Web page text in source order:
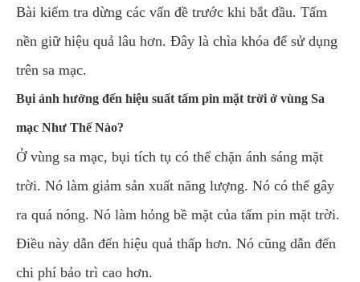
Bài kiểm tra dừng các vấn đề trước khi bắt đầu. Tấm
nền giữ hiệu quả lâu hơn. Đây là chìa khóa để sử dụng
trên sa mạc.
Bụi ảnh hưởng đến hiệu suất tấm pin mặt trời ở vùng Sa
mạc Như Thế Nào?
Ở vùng sa mạc, bụi tích tụ có thể chặn ánh sáng mặt
trời. Nó làm giảm sản xuất năng lượng. Nó có thể gây
ra quá nóng. Nó làm hỏng bề mặt của tấm pin mặt trời.
Điều này dẫn đến hiệu quả thấp hơn. Nó cũng dẫn đến
chi phí bảo trì cao hơn.